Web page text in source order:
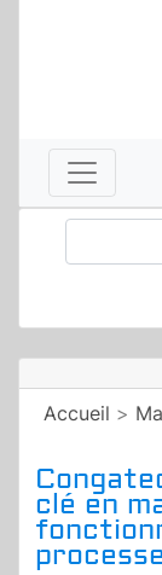
Accueil >
clé en